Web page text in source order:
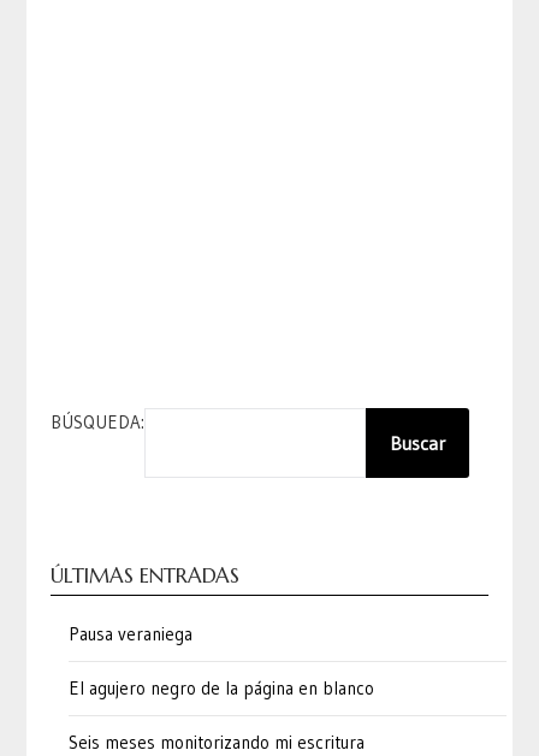
BÚSQUEDA:
Buscar
ÚLTIMAS ENTRADAS
Pausa veraniega
El agujero negro de la página en blanco
Seis meses monitorizando mi escritura